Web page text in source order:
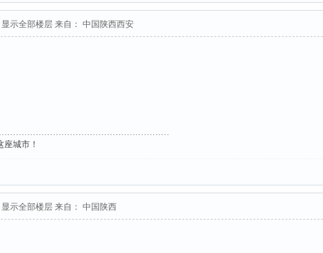
显示全部楼层 来自： 中国陕西西安
城市！
显示全部楼层 来自： 中国陕西